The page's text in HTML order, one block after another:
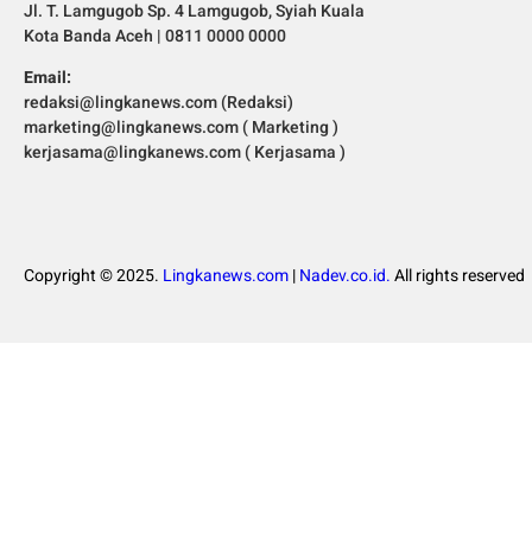
Jl. T. Lamgugob Sp. 4 Lamgugob, Syiah Kuala
Kota Banda Aceh | 0811 0000 0000
Email:
redaksi@lingkanews.com (Redaksi)
marketing@lingkanews.com ( Marketing )
kerjasama@lingkanews.com ( Kerjasama )
Copyright © 2025. Lingkanews.com|Nadev.co.id.All rights reserved